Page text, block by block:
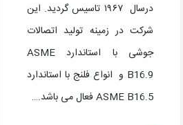
درسال ۱۹۶۷ تاسیس گردید. این
شرکت در زمینه تولید اتصالات
جوشی با استاندارد ASME
B16.9 و انواع فلنج با استاندارد
ASME B16.5 فعال می باشد.…